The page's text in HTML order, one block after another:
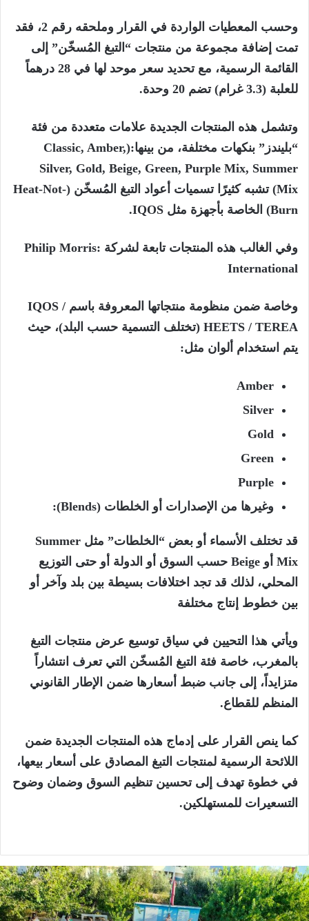
وحسب المعطيات الواردة في القرار وملحقه رقم 2، فقد
تمت إضافة مجموعة من منتجات “التبغ المُسخّن” إلى
القائمة الرسمية، مع تحديد سعر موحد لها في 28 درهماً
للعلبة (3.3 غرام) تضم 20 وحدة.
وتشمل هذه المنتجات الجديدة علامات متعددة من فئة
“بليندز” بنكهات مختلفة، من بينها:(Classic, Amber,
Silver, Gold, Beige, Green, Purple Mix, Summer
Mix) تشبه كثيرًا تسميات أعواد التبغ المُسخّن (Heat-Not-
Burn) الخاصة بأجهزة مثل IQOS.
وفي الغالب هذه المنتجات تابعة لشركة :Philip Morris
International
وخاصة ضمن منظومة منتجاتها المعروفة باسم IQOS /
HEETS / TEREA (تختلف التسمية حسب البلد)، حيث
يتم استخدام ألوان مثل:
Amber
Silver
Gold
Green
Purple
وغيرها من الإصدارات أو الخلطات (Blends):
قد تختلف الأسماء أو بعض “الخلطات” مثل Summer
Mix أو Beige حسب السوق أو الدولة أو حتى التوزيع
المحلي، لذلك قد تجد اختلافات بسيطة بين بلد وآخر أو
بين خطوط إنتاج مختلفة
ويأتي هذا التحيين في سياق توسيع عرض منتجات التبغ
بالمغرب، خاصة فئة التبغ المُسخّن التي تعرف انتشاراً
متزايداً، إلى جانب ضبط أسعارها ضمن الإطار القانوني
المنظم للقطاع.
كما ينص القرار على إدماج هذه المنتجات الجديدة ضمن
اللائحة الرسمية لمنتجات التبغ المصادق على أسعار بيعها،
في خطوة تهدف إلى تحسين تنظيم السوق وضمان وضوح
التسعيرات للمستهلكين.